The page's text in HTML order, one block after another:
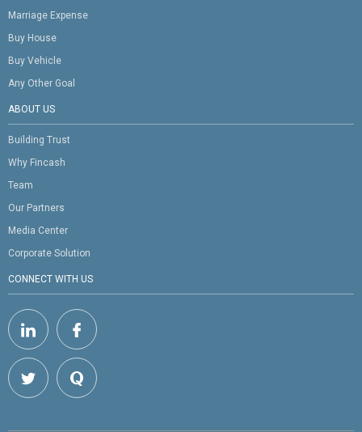
Marriage Expense
Buy House
Buy Vehicle
Any Other Goal
ABOUT US
Building Trust
Why Fincash
Team
Our Partners
Media Center
Corporate Solution
CONNECT WITH US